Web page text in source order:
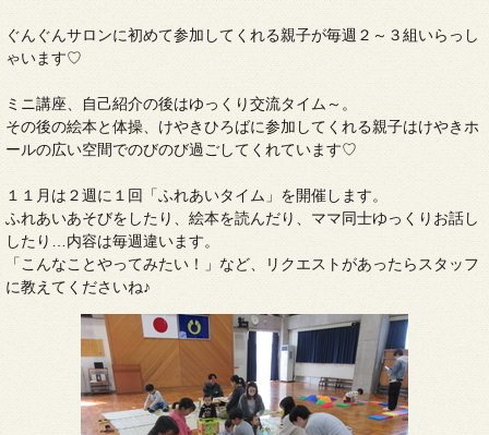
ぐんぐんサロンに初めて参加してくれる親子が毎週２～３組いらっし
ゃいます♡
ミニ講座、自己紹介の後はゆっくり交流タイム～。
その後の絵本と体操、けやきひろばに参加してくれる親子はけやきホ
ールの広い空間でのびのび過ごしてくれています♡
１１月は２週に１回「ふれあいタイム」を開催します。
ふれあいあそびをしたり、絵本を読んだり、ママ同士ゆっくりお話し
したり…内容は毎週違います。
「こんなことやってみたい！」など、リクエストがあったらスタッフ
に教えてくださいね♪